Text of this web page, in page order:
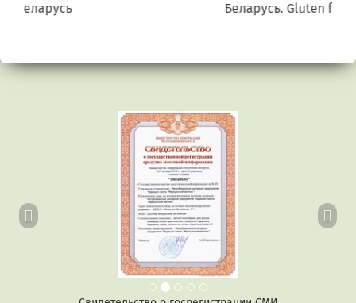
Беларусь. Gluten free
Предыдущий